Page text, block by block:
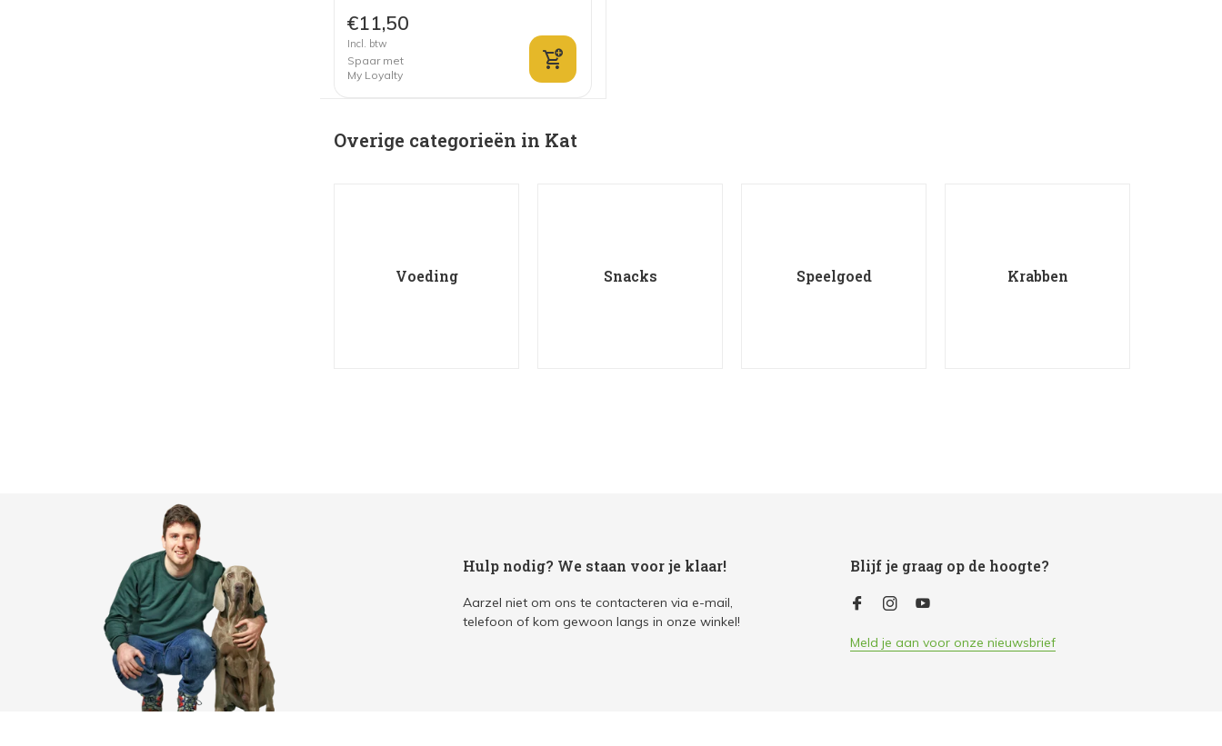
€11,50
Incl. btw
Spaar met
My Loyalty
Overige categorieën in Kat
Voeding Snacks Speelgoed Krabben
Hulp nodig? We staan voor je klaar!
Aarzel niet om ons te contacteren via e-mail,
telefoon of kom gewoon langs in onze winkel!
Blijf je graag op de hoogte?
Meld je aan voor onze nieuwsbrief